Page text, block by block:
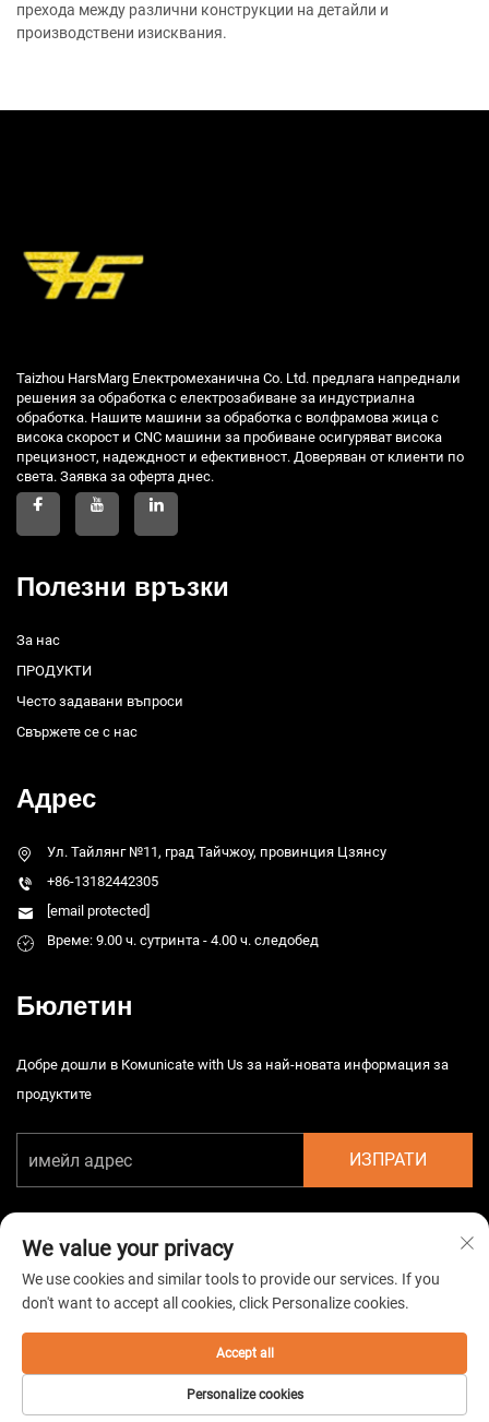
прехода между различни конструкции на детайли и
производствени изисквания.
Taizhou HarsMarg Електромеханична Co. Ltd. предлага напреднали
решения за обработка с електрозабиване за индустриална
обработка. Нашите машини за обработка с волфрамова жица с
висока скорост и CNC машини за пробиване осигуряват висока
прецизност, надеждност и ефективност. Доверяван от клиенти по
света. Заявка за оферта днес.
Полезни връзки
За нас
ПРОДУКТИ
Често задавани въпроси
Свържете се с нас
Адрес
Ул. Тайлянг №11, град Тайчжоу, провинция Цзянсу
+86-13182442305
[email protected]
Време: 9.00 ч. сутринта - 4.00 ч. следобед
Бюлетин
Добре дошли в Комunicate with Us за най-новата информация за
продуктите
ИЗПРАТИ
Автоматично право © 2026 Китайска Taizhou HarsMarg
Електромеханична Co. Ltd. Всички права запазени. - Политика за
поверителност
We value your privacy
We use cookies and similar tools to provide our services. If you
don't want to accept all cookies, click Personalize cookies.
Personalize cookies
Accept all